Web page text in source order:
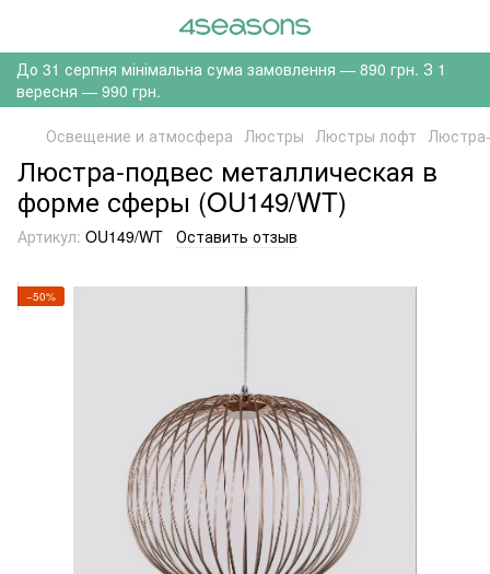
До 31 серпня мінімальна сума замовлення — 890 грн. З 1
вересня — 990 грн.
Освещение и атмосфера Люстры Люстры лофт
Люстра-подвес металлическая в
форме сферы (OU149/WT)
Артикул: OU149/WT Оставить отзыв
−50%